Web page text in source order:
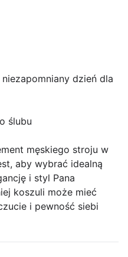
dzień dla
ślubu
męskiego stroju w
aby wybrać idealną
i styl Pana
koszuli może mieć
i pewność siebi